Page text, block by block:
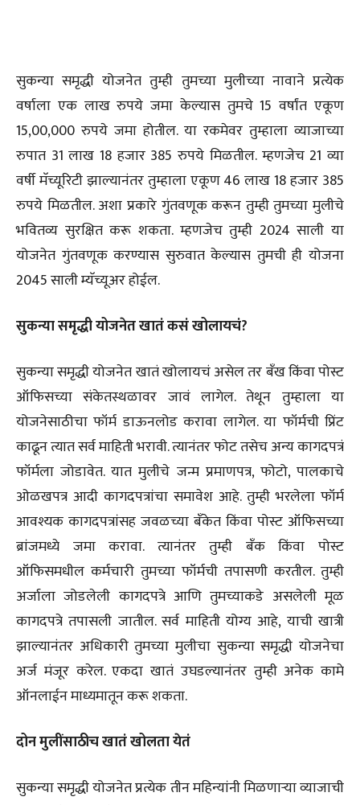
सुकन्या समृद्धी योजनेत तुम्ही तुमच्या मुलीच्या नावाने प्रत्येक
वर्षाला एक लाख रुपये जमा केल्यास तुमचे 15 वर्षांत एकूण
15,00,000 रुपये जमा होतील. या रकमेवर तुम्हाला व्याजाच्या
रुपात 31 लाख 18 हजार 385 रुपये मिळतील. म्हणजेच 21 व्या
वर्षी मॅच्यूरिटी झाल्यानंतर तुम्हाला एकूण 46 लाख 18 हजार 385
रुपये मिळतील. अशा प्रकारे गुंतवणूक करून तुम्ही तुमच्या मुलीचे
भवितव्य सुरक्षित करू शकता. म्हणजेच तुम्ही 2024 साली या
योजनेत गुंतवणूक करण्यास सुरुवात केल्यास तुमची ही योजना
2045 साली म्यॅच्यूअर होईल.
सुकन्या समृद्धी योजनेत खातं कसं खोलायचं?
सुकन्या समृद्धी योजनेत खातं खोलायचं असेल तर बँख किंवा पोस्ट
ऑफिसच्या संकेतस्थळावर जावं लागेल. तेथून तुम्हाला या
योजनेसाठीचा फॉर्म डाऊनलोड करावा लागेल. या फॉर्मची प्रिंट
काढून त्यात सर्व माहिती भरावी. त्यानंतर फोट तसेच अन्य कागदपत्रं
फॉर्मला जोडावेत. यात मुलीचे जन्म प्रमाणपत्र, फोटो, पालकाचे
ओळखपत्र आदी कागदपत्रांचा समावेश आहे. तुम्ही भरलेला फॉर्म
आवश्यक कागदपत्रांसह जवळच्या बँकेत किंवा पोस्ट ऑफिसच्या
ब्रांजमध्ये जमा करावा. त्यानंतर तुम्ही बँक किंवा पोस्ट
ऑफिसमधील कर्मचारी तुमच्या फॉर्मची तपासणी करतील. तुम्ही
अर्जाला जोडलेली कागदपत्रे आणि तुमच्याकडे असलेली मूळ
कागदपत्रे तपासली जातील. सर्व माहिती योग्य आहे, याची खात्री
झाल्यानंतर अधिकारी तुमच्या मुलीचा सुकन्या समृद्धी योजनेचा
अर्ज मंजूर करेल. एकदा खातं उघडल्यानंतर तुम्ही अनेक कामे
ऑनलाईन माध्यमातून करू शकता.
दोन मुलींसाठीच खातं खोलता येतं
सुकन्या समृद्धी योजनेत प्रत्येक तीन महिन्यांनी मिळणाऱ्या व्याजाची